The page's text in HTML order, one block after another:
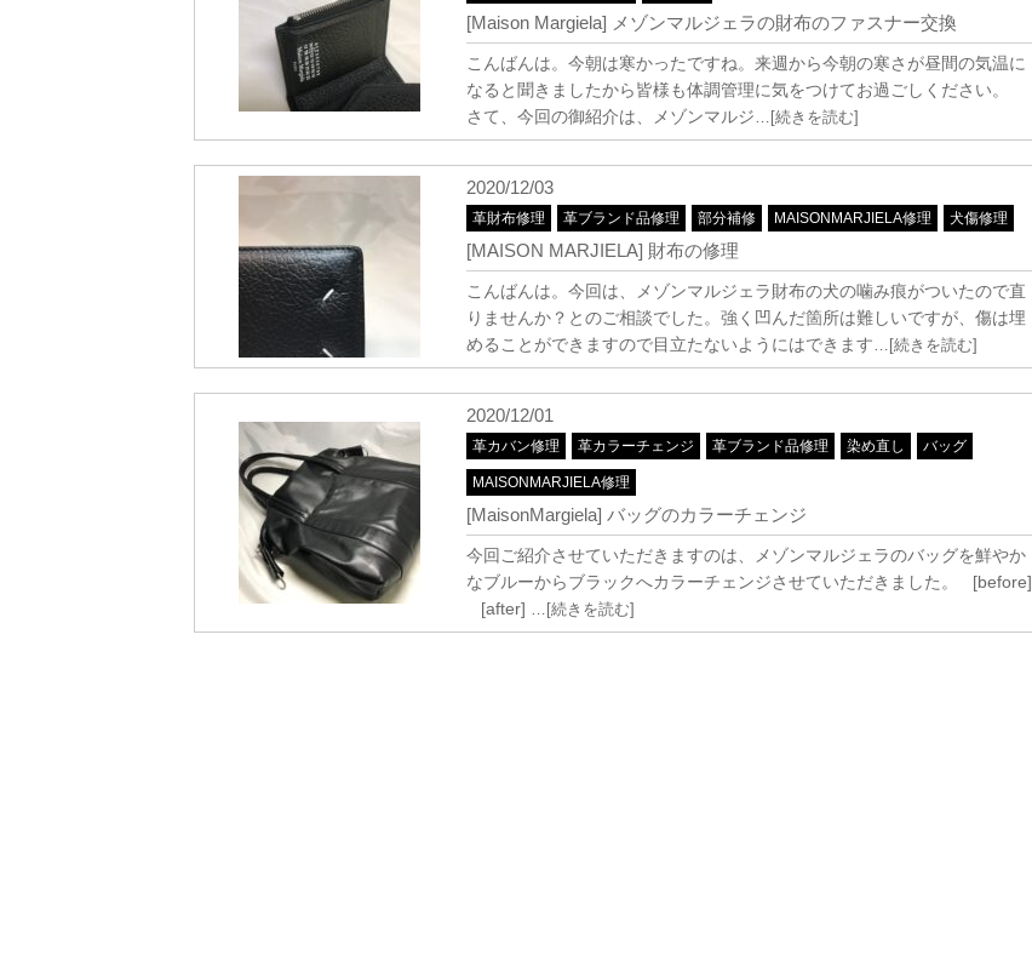
[Maison Margiela] メゾンマルジェラの財布のファスナー交換
こんばんは。今朝は寒かったですね。来週から今朝の寒さが昼間の気温に
なると聞きましたから皆様も体調管理に気をつけてお過ごしください。
さて、今回の御紹介は、メゾンマルジ…[続きを読む]
2020/12/03
革財布修理 革ブランド品修理 部分補修 MAISONMARJIELA修理 犬傷修理
[MAISON MARJIELA] 財布の修理
こんばんは。今回は、メゾンマルジェラ財布の犬の噛み痕がついたので直
りませんか？とのご相談でした。強く凹んだ箇所は難しいですが、傷は埋
めることができますので目立たないようにはできます…[続きを読む]
2020/12/01
革カバン修理 革カラーチェンジ 革ブランド品修理 染め直し バッグ
MAISONMARJIELA修理
[MaisonMargiela] バッグのカラーチェンジ
今回ご紹介させていただきますのは、メゾンマルジェラのバッグを鮮やか
なブルーからブラックへカラーチェンジさせていただきました。 [before]
[after] …[続きを読む]